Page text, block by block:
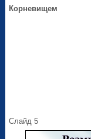
Корневищем
Слайд 5